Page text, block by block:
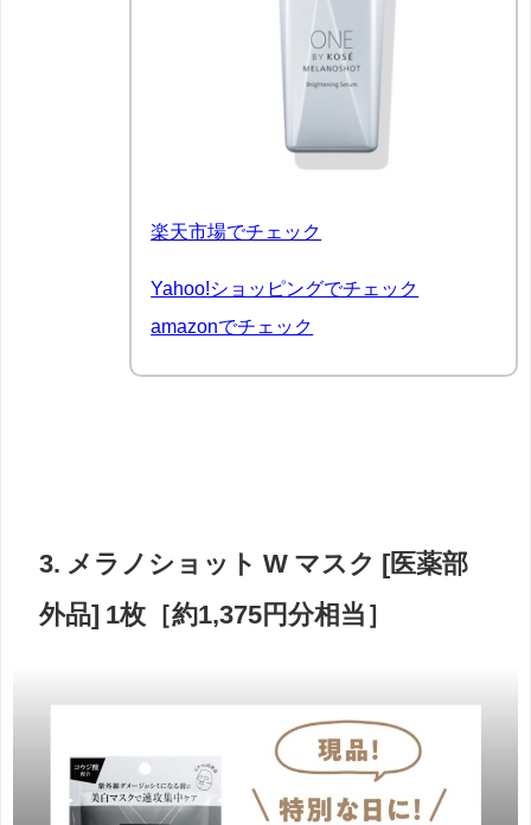
楽天市場でチェック
Yahoo!ショッピングでチェック
amazonでチェック
3. メラノショット W マスク [医薬部
外品] 1枚［約1,375円分相当］